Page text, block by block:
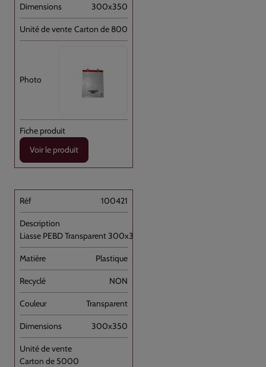
300x350
Carton de 800
Voir le produit
100421
Liasse PEBD Transparent 300x350+P OD + [...]
Plastique
NON
Transparent
300x350
Carton de 5000